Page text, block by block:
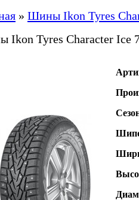
» Шины Ikon Tyres
Ikon Tyres Character Ice